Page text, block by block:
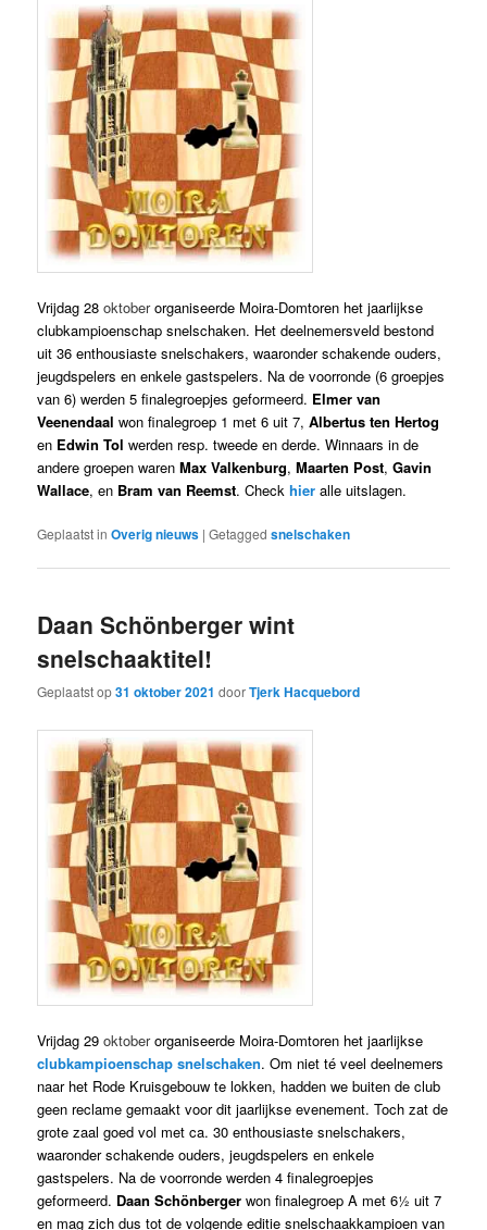
Vrijdag 28 oktoberorganiseerde Moira-Domtoren het jaarlijkse
clubkampioenschap snelschaken. Het deelnemersveld bestond
uit 36 enthousiaste snelschakers, waaronder schakende ouders,
jeugdspelers en enkele gastspelers. Na de voorronde (6 groepjes
van 6) werden 5 finalegroepjes geformeerd. Elmer van
Veenendaalwon finalegroep 1 met 6 uit 7,Albertus ten Hertog
en Edwin Tol werden resp. tweede en derde. Winnaars in de
andere groepen warenMax Valkenburg,Maarten Post,Gavin
Wallace, en Bram van Reemst. Checkhier alle uitslagen.
Geplaatst in Overig nieuws |Getagged snelschaken
Daan Schönberger wint
snelschaaktitel!
Geplaatst op31 oktober 2021 doorTjerk Hacquebord
Vrijdag 29 oktoberorganiseerde Moira-Domtoren het jaarlijkse
clubkampioenschap snelschaken. Om niet té veel deelnemers
naar het Rode Kruisgebouw te lokken, hadden we buiten de club
geen reclame gemaakt voor dit jaarlijkse evenement. Toch zat de
grote zaal goed vol met ca. 30 enthousiaste snelschakers,
waaronder schakende ouders, jeugdspelers en enkele
gastspelers. Na de voorronde werden 4 finalegroepjes
geformeerd. Daan Schönberger won finalegroep A met 6½ uit 7
en mag zich dus tot de volgende editie snelschaakkampioen van